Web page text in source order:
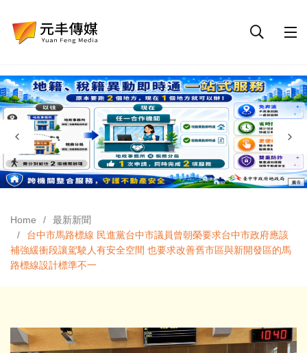
Home
最新新聞
台中市馬路標線 民進黨台中市議員曾朝榮要求台中市政府應該
補強緩衝段讓駕駛人有安全空間 也要求改善舊市區與新開發區的馬
路標線設計標準不一